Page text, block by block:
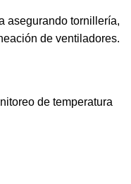
asegurando tornillería,
de ventiladores.
de temperatura